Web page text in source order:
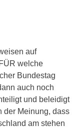
auf
welche
Bundestag
auch noch
und beleidigt
der Meinung, dass
am stehen